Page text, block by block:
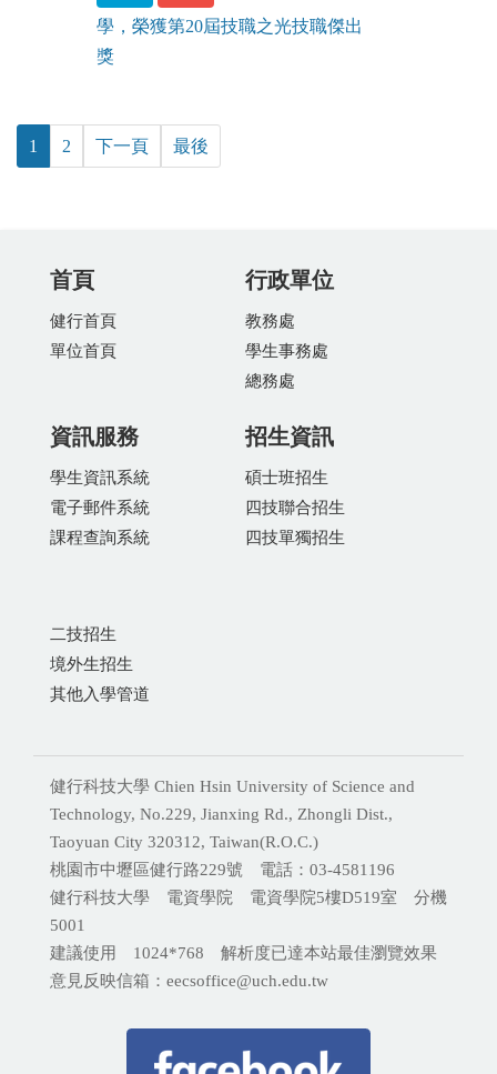
學，榮獲第20屆技職之光技職傑出
獎
1 2 下一頁 最後
首頁
健行首頁
單位首頁
行政單位
教務處
學生事務處
總務處
資訊服務
學生資訊系統
電子郵件系統
課程查詢系統
招生資訊
碩士班招生
四技聯合招生
四技單獨招生
二技招生
境外生招生
其他入學管道
健行科技大學 Chien Hsin University of Science and
Technology, No.229, Jianxing Rd., Zhongli Dist.,
Taoyuan City 320312, Taiwan(R.O.C.)
桃園市中壢區健行路229號 電話：03-4581196
健行科技大學 電資學院 電資學院5樓D519室 分機
5001
建議使用 1024*768 解析度已達本站最佳瀏覽效果
意見反映信箱：eecsoffice@uch.edu.tw